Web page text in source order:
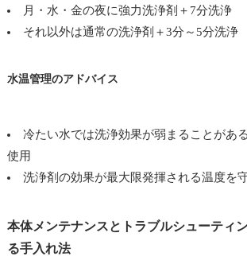
月・水・金の夜に強力洗浄剤＋7分洗浄
それ以外は通常の洗浄剤＋3分～5分洗浄
水温管理のアドバイス
冷たい水では洗浄効果が弱まることがあ
使用
洗浄剤の効果が最大限発揮される温度を
本体メンテナンスとトラブルシューティ
る手入れ法